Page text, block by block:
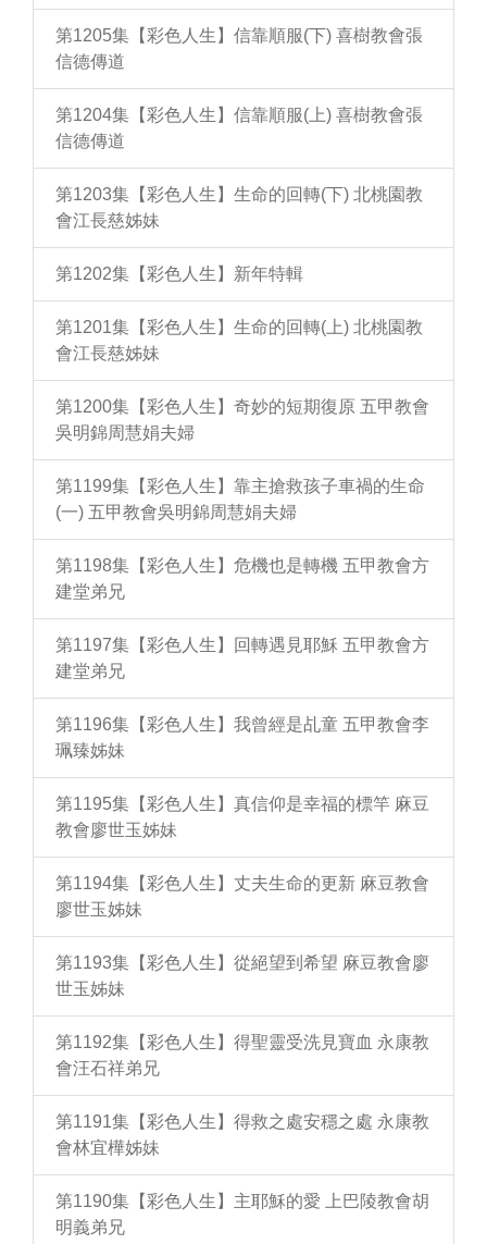
第1205集【彩色人生】信靠順服(下) 喜樹教會張
信德傳道
第1204集【彩色人生】信靠順服(上) 喜樹教會張
信德傳道
第1203集【彩色人生】生命的回轉(下) 北桃園教
會江長慈姊妹
第1202集【彩色人生】新年特輯
第1201集【彩色人生】生命的回轉(上) 北桃園教
會江長慈姊妹
第1200集【彩色人生】奇妙的短期復原 五甲教會
吳明錦周慧娟夫婦
第1199集【彩色人生】靠主搶救孩子車禍的生命
(一) 五甲教會吳明錦周慧娟夫婦
第1198集【彩色人生】危機也是轉機 五甲教會方
建堂弟兄
第1197集【彩色人生】回轉遇見耶穌 五甲教會方
建堂弟兄
第1196集【彩色人生】我曾經是乩童 五甲教會李
珮臻姊妹
第1195集【彩色人生】真信仰是幸福的標竿 麻豆
教會廖世玉姊妹
第1194集【彩色人生】丈夫生命的更新 麻豆教會
廖世玉姊妹
第1193集【彩色人生】從絕望到希望 麻豆教會廖
世玉姊妹
第1192集【彩色人生】得聖靈受洗見寶血 永康教
會汪石祥弟兄
第1191集【彩色人生】得救之處安穩之處 永康教
會林宜樺姊妹
第1190集【彩色人生】主耶穌的愛 上巴陵教會胡
明義弟兄